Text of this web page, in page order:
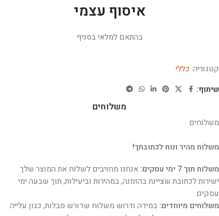
איסוף עצמי
בהתאם למלאי בסניף
קטגוריה: כללי
שיתוף:
משלוחים
משלוחים
משלוח מהיר ונוח לכתובתך!
משלוח תוך 7 ימי עסקים:
אנחנו מחויבים לשלוח את המוצר שלך
ישירות לכתובת שציינת בהזמנה, במהירות וביעילות, תוך שבעה ימי
עסקים.
משלוחים מיוחדים: במידה ודרוש משלוח שדורש סבלות, כגון עלייה